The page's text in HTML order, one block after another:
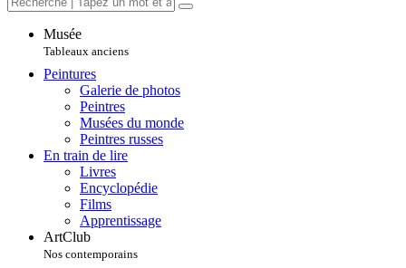
Musée
Tableaux anciens
Peintures
Galerie de photos
Peintres
Musées du monde
Peintres russes
En train de lire
Livres
Encyclopédie
Films
Apprentissage
ArtClub
Nos contemporains